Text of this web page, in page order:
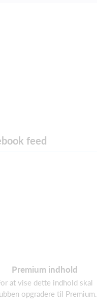
feed
Premium indhold
at vise dette indhold skal
opgradere til Premium.